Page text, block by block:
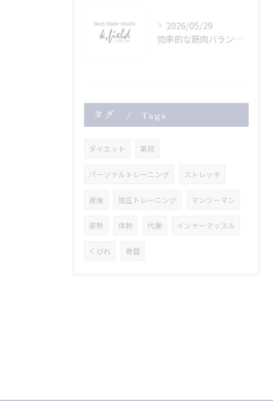
2026/05/29
効率的な筋肉バランスで作る理想のボディメイク法
タグ Tags
ダイエット 薬院
パーソナルトレーニング ストレッチ
産後 加圧トレーニング マンツーマン
姿勢 体幹 代謝 インナーマッスル
くびれ 骨盤